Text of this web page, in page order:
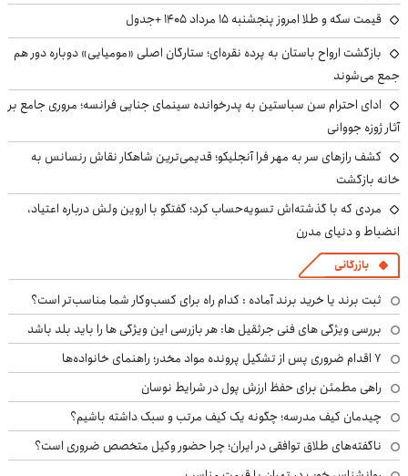
قیمت سکه و طلا امروز پنجشنبه ۱۵ مرداد ۱۴۰۵ +جدول
بازگشت ارواح باستان به پرده نقره‌ای؛ ستارگان اصلی «مومیایی» دوباره دور هم
جمع می‌شوند
ادای احترام سن سباستین به پدرخوانده سینمای جنایی فرانسه؛ مروری جامع بر
آثار ژوزه جووانی
کشف رازهای سر به مهر فرا آنجلیکو؛ قدیمی‌ترین شاهکار نقاش رنسانس به
خانه بازگشت
مردی که با گذشته‌اش تسویه‌حساب کرد؛ گفتگو با اروین ولش درباره اعتیاد،
انضباط و دنیای مدرن
بازرگانی
ثبت برند یا خرید برند آماده : کدام راه برای کسب‌وکار شما مناسب‌تر است؟
بررسی ویژگی های فنی جرثقیل ها: هر بازرسی این ویژگی ها را باید بلد باشد
۷ اقدام ضروری پس از تشکیل پرونده مواد مخدر؛ راهنمای خانواده‌ها
راهی مطمئن برای حفظ ارزش پول در شرایط نوسان
چیدمان کیف مدرسه؛ چگونه یک کیف مرتب و سبک داشته باشیم؟
ناگفته‌های طلاق توافقی در ایران؛ چرا حضور وکیل متخصص ضروری است؟